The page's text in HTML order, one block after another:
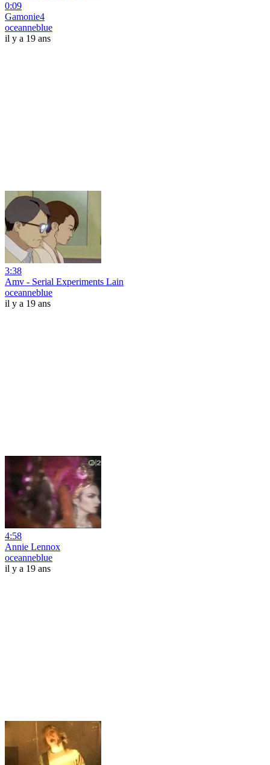
0:09
Gamonie4
oceanneblue
il y a 19 ans
3:38
Amv - Serial Experiments Lain
oceanneblue
il y a 19 ans
4:58
Annie Lennox
oceanneblue
il y a 19 ans